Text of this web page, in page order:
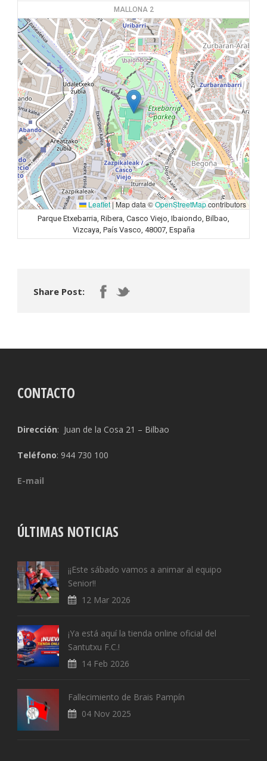
MALLONA 2
Leaflet|Map data ©OpenStreetMapcontributors
Parque Etxebarria, Ribera, Casco Viejo, Ibaiondo, Bilbao,
Vizcaya, País Vasco, 48007, España
Share Post:
CONTACTO
Dirección: Juan de la Cosa 21 – Bilbao
Teléfono: 944 730 100
E-mail
ÚLTIMAS NOTICIAS
¡¡Este sábado vamos a animar al equipo
Senior!!
12 Mar 2026
¡Ya está aquí la tienda online oficial del
Santutxu F.C.!
14 Feb 2026
Fallecimiento de Brais Pampín
04 Nov 2025